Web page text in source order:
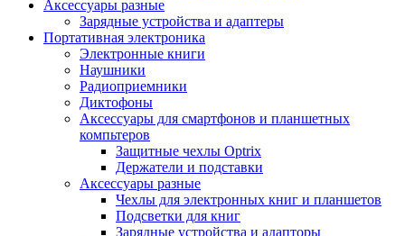
Аксессуары разные
Зарядные устройства и адаптеры
Портативная электроника
Электронные книги
Наушники
Радиоприемники
Диктофоны
Аксессуары для смартфонов и планшетных
компьтеров
Защитные чехлы Optrix
Держатели и подставки
Аксессуары разные
Чехлы для электронных книг и планшетов
Подсветки для книг
Зарядные устройства и адапторы